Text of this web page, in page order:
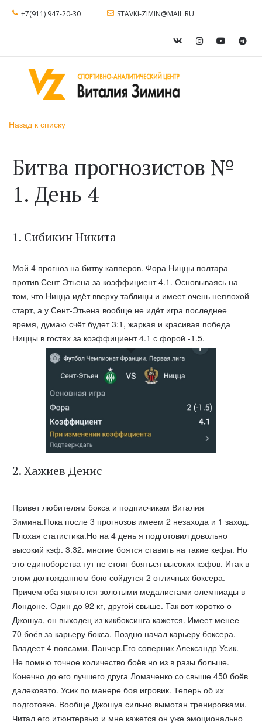
+7(911) 947-20-30 STAVKI-ZIMIN@MAIL.RU
Назад к списку
Битва прогнозистов №
1. День 4
1. Сибикин Никита
Мой 4 прогноз на битву капперов. Фора Ниццы полтара
против Сент-Этьена за коэффициент 4.1. Основываясь на
том, что Ницца идёт вверху таблицы и имеет очень неплохой
старт, а у Сент-Этьена вообще не идёт игра последнее
время, думаю счёт будет 3:1, жаркая и красивая победа
Ниццы в гостях за коэффициент 4.1 с форой -1.5.
2. Хажиев Денис
Привет любителям бокса и подписчикам Виталия
Зимина.Пока после 3 прогнозов имеем 2 незахода и 1 заход.
Плохая статистика.Но на 4 день я подготовил довольно
высокий кэф. 3.32. многие боятся ставить на такие кефы. Но
это единоборства тут не стоит бояться высоких кэфов. Итак в
этом долгожданном бою сойдутся 2 отличных боксера.
Причем оба являются золотыми медалистами олемпиады в
Лондоне. Один до 92 кг, другой свыше. Так вот коротко о
Джошуа, он выходец из кикбоксинга кажется. Имеет менее
70 боёв за карьеру бокса. Поздно начал карьеру боксера.
Владеет 4 поясами. Панчер.Его соперник Александр Усик.
Не помню точное количество боёв но из в разы больше.
Конечно до его лучшего друга Ломаченко со свыше 450 боёв
далековато. Усик по манере боя игровик. Теперь об их
подготовке. Вообще Джошуа сильно вымотан тренировками.
Читал его итюнтервью и мне кажется он уже эмоционально